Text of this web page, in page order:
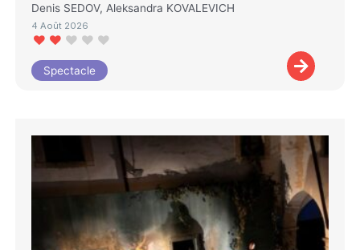
Denis SEDOV, Aleksandra KOVALEVICH
4 Août 2026
Spectacle